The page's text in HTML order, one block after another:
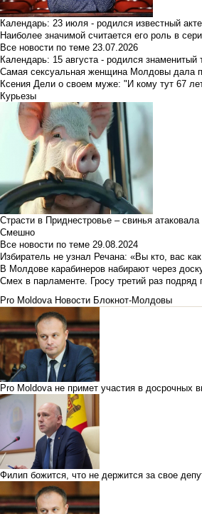
Календарь: 23 июля - родился известный
Наиболее значимой считается его роль в
Все новости по теме 23.07.2026
Календарь: 15 августа - родился
Самая сексуальная женщина Молдовы дала
Ксения Дели о своем муже: "И кому тут 67
Курьезы
Страсти в Приднестровье – свинья атаковала
Смешно
Все новости по теме 29.08.2024
Избиратель не узнал Речана: «Вы кто, вас
В Молдове карабинеров набирают через
Смех в парламенте. Гросу третий раз
Pro Moldova Новости Блокнот-Молдовы
Pro Moldova не примет участия в досрочных
Филип божится, что не держится за свое